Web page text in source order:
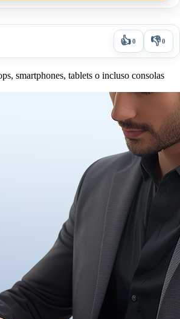
👍0 👎0
smartphones, tablets o incluso consolas